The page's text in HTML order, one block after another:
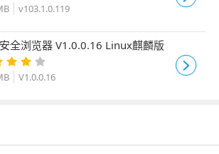
v103.1.0.119
全浏览器 V1.0.0.16 Linux麒麟版
V1.0.0.16